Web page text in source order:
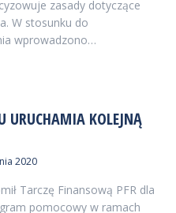
zasady dotyczące
W stosunku do
wprowadzono…
URUCHAMIA KOLEJNĄ
2020
Tarczę Finansową PFR dla
pomocowy w ramach